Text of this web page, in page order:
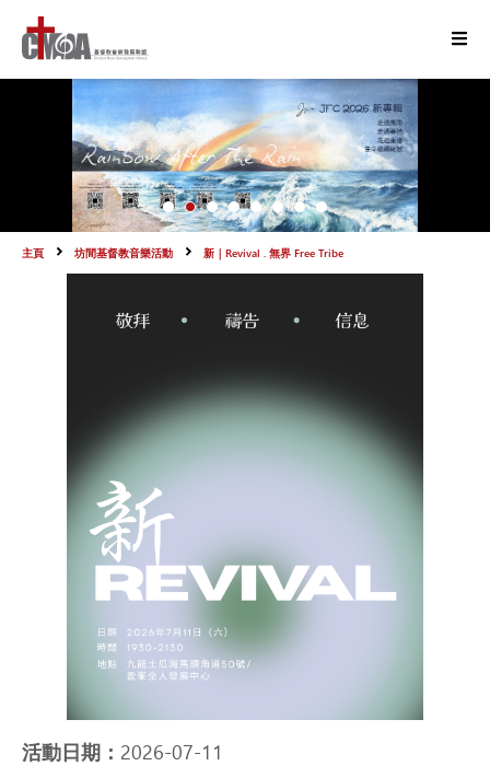
主頁 坊間基督教音樂活動 新｜Revival . 無界 Free Tribe
活動日期： 2026-07-11